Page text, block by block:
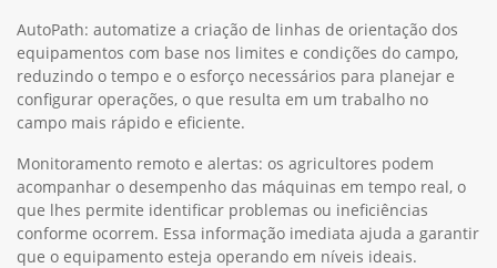
AutoPath: automatize a criação de linhas de orientação dos
equipamentos com base nos limites e condições do campo,
reduzindo o tempo e o esforço necessários para planejar e
configurar operações, o que resulta em um trabalho no
campo mais rápido e eficiente.
Monitoramento remoto e alertas: os agricultores podem
acompanhar o desempenho das máquinas em tempo real, o
que lhes permite identificar problemas ou ineficiências
conforme ocorrem. Essa informação imediata ajuda a garantir
que o equipamento esteja operando em níveis ideais.